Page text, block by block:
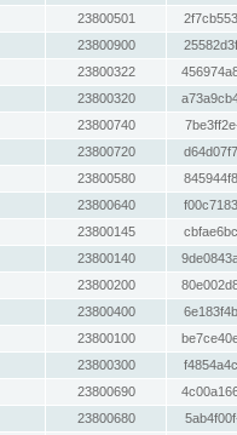
23800501
23800900
23800322
23800320
23800740
23800720
23800580
23800640
23800145
23800140
23800200
23800400
23800100
23800300
23800690
23800680